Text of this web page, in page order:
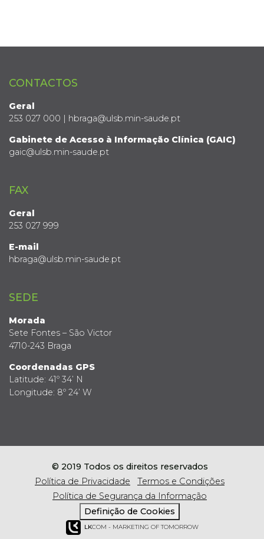
CONTACTOS
Geral
253 027 000 | hbraga@ulsb.min-saude.pt
Gabinete de Acesso à Informação Clínica (GAIC)
gaic@ulsb.min-saude.pt
FAX
Geral
253 027 999
E-mail
hbraga@ulsb.min-saude.pt
SEDE
Morada
Sete Fontes – São Victor
4710-243 Braga
Coordenadas GPS
Latitude: 41º 34’ N
Longitude: 8º 24’ W
© 2019 Todos os direitos reservados
Política de Privacidade
Termos e Condições
Política de Segurança da Informação
Definição de Cookies
LKCOM - MARKETING OF TOMORROW